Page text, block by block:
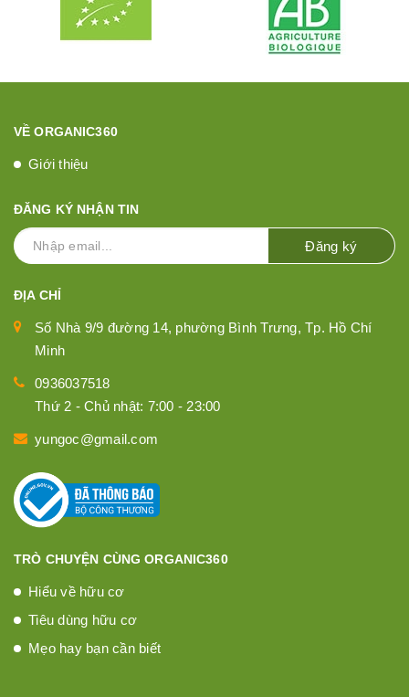
VỀ ORGANIC360
Giới thiệu
ĐĂNG KÝ NHẬN TIN
Đăng ký
ĐỊA CHỈ
Số Nhà 9/9 đường 14, phường Bình Trưng, Tp. Hồ Chí
Minh
0936037518
Thứ 2 - Chủ nhật: 7:00 - 23:00
yungoc@gmail.com
TRÒ CHUYỆN CÙNG ORGANIC360
Hiểu về hữu cơ
Tiêu dùng hữu cơ
Mẹo hay bạn cần biết